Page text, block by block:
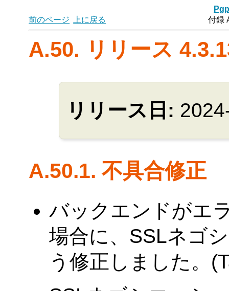
前のページ
上に戻る 付録
A.50. リリース
リリース日:
A.50.1. 不具合修正
バックエンドがエ
場合に、SSLネゴ
う修正しました。